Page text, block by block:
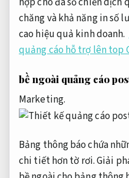
chăng và khả năng in số
cao hiệu quả kinh doanh.
quảng cáo hỗ trợ lên top
bề ngoài quảng cáo
Marketing.
Bảng thông báo chứa
chi tiết hơn tờ rơi.Giải